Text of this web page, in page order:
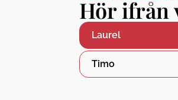
Hör ifrån
Laurel
Timo